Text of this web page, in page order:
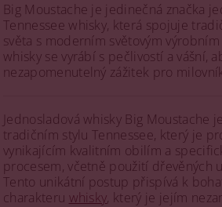
Big Moustache je jedinečná značka
Tennessee whisky, která spojuje
světa s moderním světovým
whisky se vyrábí s pečlivostí a vášní,
nezapomenutelný zážitek pro
Jednosladová whisky Big Moustache
tradičním stylu Tennessee, který je
vynikajícím kvalitním obilím a
procesem, včetně použití dřevěných
Tento unikátní postup přispívá k
charakteru whisky, který je jejím